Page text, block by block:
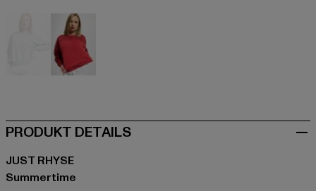
PRODUKT DETAILS
JUST RHYSE
Summertime